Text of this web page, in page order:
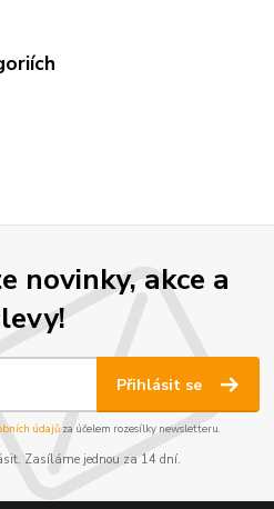
novinky, akce a
Přihlásit se
údajůza účelem rozesílky newsletteru.
Zasíláme jednou za 14 dní.